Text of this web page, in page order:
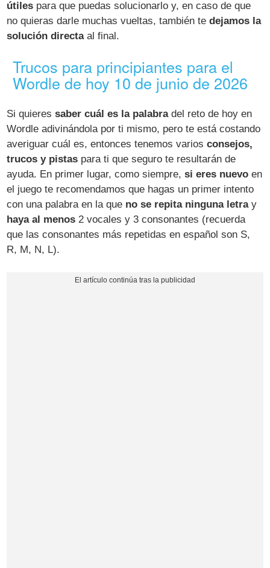
útiles para que puedas solucionarlo y, en caso de que
no quieras darle muchas vueltas, también tedejamos la
solución directaal final.
Trucos para principiantes para el
Wordle de hoy 10 de junio de 2026
Si quieressaber cuál es la palabradel reto de hoy en
Wordle adivinándola por ti mismo, pero te está costando
averiguar cuál es, entonces tenemos variosconsejos,
trucos y pistas para ti que seguro te resultarán de
ayuda. En primer lugar, como siempre,si eres nuevo en
el juego te recomendamos que hagas un primer intento
con una palabra en la que no se repita ninguna letray
haya al menos 2 vocales y 3 consonantes (recuerda
que las consonantes más repetidas en español son S,
R, M, N, L).